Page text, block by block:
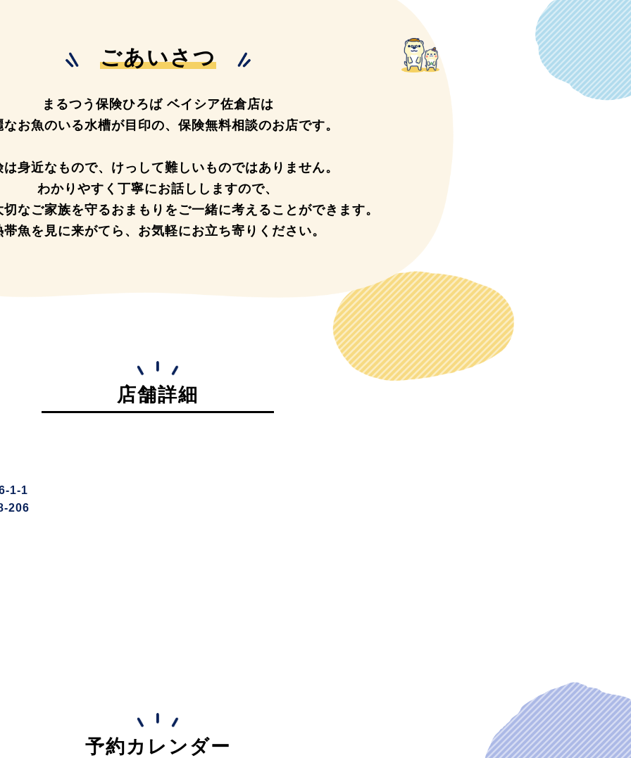
ごあいさつ
まるつう保険ひろば ベイシア佐倉店は
なお魚のいる水槽が目印の、 保険無料相談のお店です。
身近なもので、 けっして難しいものではありません。
わかりやすく丁寧にお話ししますので、
なご家族を守るおまもりを ご一緒に考えることができます。
帯魚を見に来がてら、 お気軽にお立ち寄りください。
店舗詳細
1-1
206
予約カレンダー